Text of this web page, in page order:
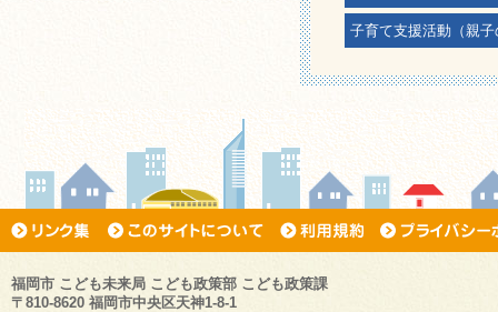
子育て支援活動（親
福岡市 こども未来局 こども政策部 こども政策課
〒810-8620 福岡市中央区天神1-8-1